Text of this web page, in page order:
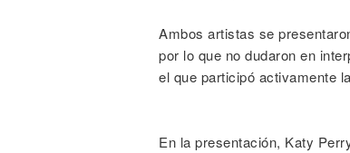
Ambos artistas se
por lo que no dudaron en
el que participó activamente
En la presentación, Katy